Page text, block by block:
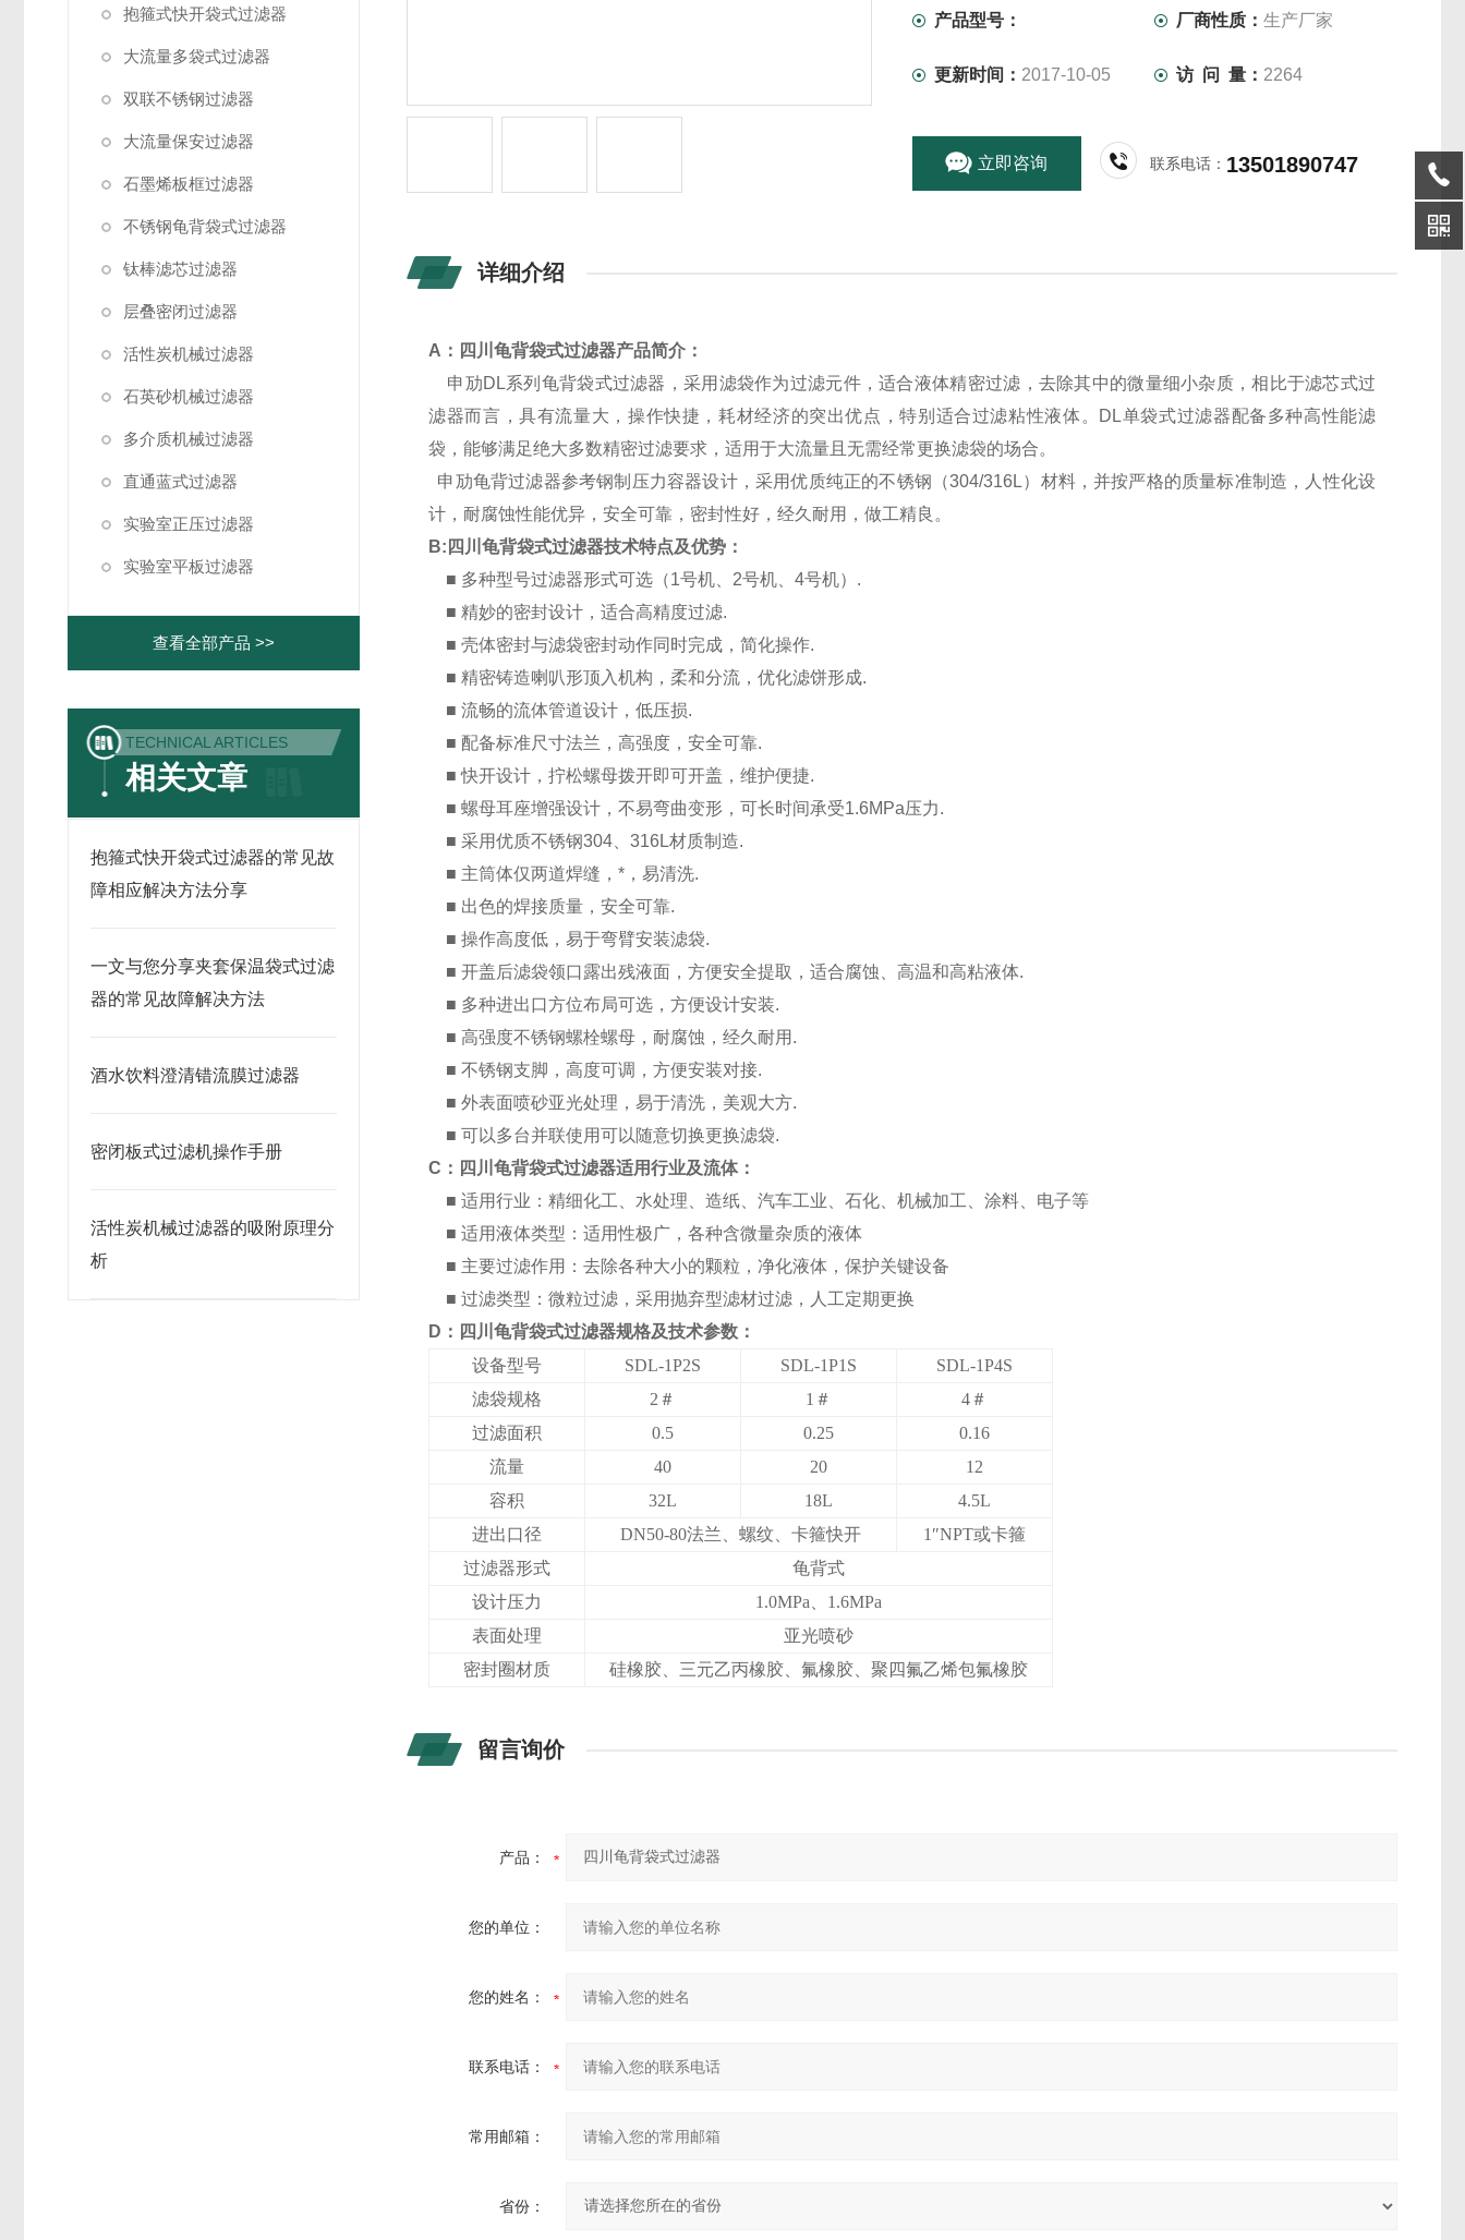
抱箍式快开袋式过滤器
大流量多袋式过滤器
双联不锈钢过滤器
大流量保安过滤器
石墨烯板框过滤器
不锈钢龟背袋式过滤器
钛棒滤芯过滤器
层叠密闭过滤器
活性炭机械过滤器
石英砂机械过滤器
多介质机械过滤器
直通蓝式过滤器
实验室正压过滤器
实验室平板过滤器
查看全部产品 >>
TECHNICAL ARTICLES
相关文章
抱箍式快开袋式过滤器的常见故
障相应解决方法分享
一文与您分享夹套保温袋式过滤
器的常见故障解决方法
酒水饮料澄清错流膜过滤器
密闭板式过滤机操作手册
活性炭机械过滤器的吸附原理分
析
产品型号： 厂商性质：生产厂家
更新时间： 2017-10-05 访 问 量： 2264
立即咨询 联系电话： 13501890747
详细介绍
A：四川龟背袋式过滤器产品简介：
申劢DL系列龟背袋式过滤器，采用滤袋作为过滤元件，适合液体精密过滤，去除其中的微量细小杂质，相比于滤芯式过
滤器而言，具有流量大，操作快捷，耗材经济的突出优点，特别适合过滤粘性液体。DL单袋式过滤器配备多种高性能滤
袋，能够满足绝大多数精密过滤要求，适用于大流量且无需经常更换滤袋的场合。
申劢龟背过滤器参考钢制压力容器设计，采用优质纯正的不锈钢（304/316L）材料，并按严格的质量标准制造，人性化设
计，耐腐蚀性能优异，安全可靠，密封性好，经久耐用，做工精良。
B:四川龟背袋式过滤器技术特点及优势：
■ 多种型号过滤器形式可选（1号机、2号机、4号机）.
■ 精妙的密封设计，适合高精度过滤.
■ 壳体密封与滤袋密封动作同时完成，简化操作.
■ 精密铸造喇叭形顶入机构，柔和分流，优化滤饼形成.
■ 流畅的流体管道设计，低压损.
■ 配备标准尺寸法兰，高强度，安全可靠.
■ 快开设计，拧松螺母拨开即可开盖，维护便捷.
■ 螺母耳座增强设计，不易弯曲变形，可长时间承受1.6MPa压力.
■ 采用优质不锈钢304、316L材质制造.
■ 主筒体仅两道焊缝，*，易清洗.
■ 出色的焊接质量，安全可靠.
■ 操作高度低，易于弯臂安装滤袋.
■ 开盖后滤袋领口露出残液面，方便安全提取，适合腐蚀、高温和高粘液体.
■ 多种进出口方位布局可选，方便设计安装.
■ 高强度不锈钢螺栓螺母，耐腐蚀，经久耐用.
■ 不锈钢支脚，高度可调，方便安装对接.
■ 外表面喷砂亚光处理，易于清洗，美观大方.
■ 可以多台并联使用可以随意切换更换滤袋.
C：四川龟背袋式过滤器适用行业及流体：
■ 适用行业：精细化工、水处理、造纸、汽车工业、石化、机械加工、涂料、电子等
■ 适用液体类型：适用性极广，各种含微量杂质的液体
■ 主要过滤作用：去除各种大小的颗粒，净化液体，保护关键设备
■ 过滤类型：微粒过滤，采用抛弃型滤材过滤，人工定期更换
D：四川龟背袋式过滤器规格及技术参数：
设备型号
SDL-1P2S SDL-1P1S
SDL-1P4S
滤袋规格
2＃ 1＃
4＃
过滤面积
0.5 0.25
0.16
流量
40 20
12
容积
32L 18L
4.5L
进出口径
DN50-80法兰、螺纹、卡箍快开
1″NPT或卡箍
过滤器形式
龟背式
设计压力
1.0MPa、1.6MPa
表面处理
亚光喷砂
密封圈材质
硅橡胶、三元乙丙橡胶、氟橡胶、聚四氟乙烯包氟橡胶
留言询价
产品：
您的单位：
您的姓名：
联系电话：
常用邮箱：
省份：